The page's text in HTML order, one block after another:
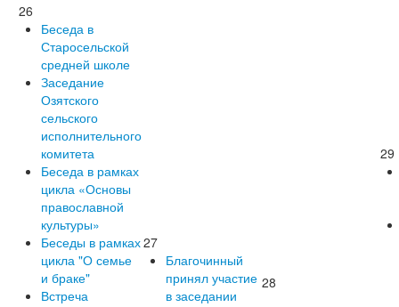
26
Беседа в
Старосельской
средней школе
Заседание
Озятского
сельского
исполнительного
комитета
Беседа в рамках
цикла «Основы
православной
культуры»
Беседы в рамках
цикла "О семье
и браке"
Встреча
27
Благочинный
принял участие
в заседании
28
29